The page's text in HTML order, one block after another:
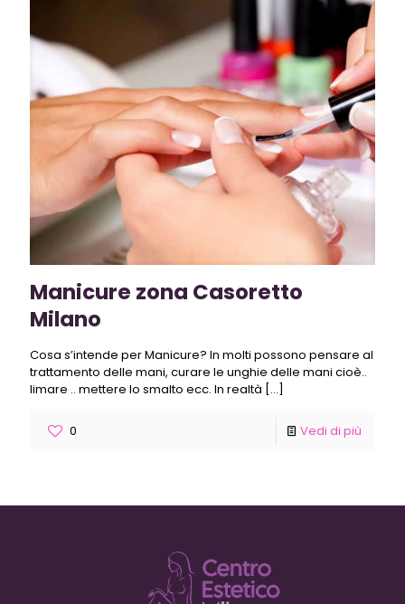
Manicure zona Casoretto
Milano
Cosa s’intende per Manicure? In molti possono pensare al
trattamento delle mani, curare le unghie delle mani cioè..
limare .. mettere lo smalto ecc. In realtà […]
0 Vedi di più